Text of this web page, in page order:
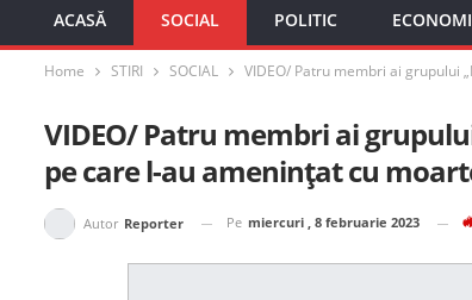
ACASĂ SOCIAL POLITIC
Home STIRI SOCIAL VIDEO/ Patru membri ai grupului
VIDEO/ Patru membri ai
pe care l-au amenințat cu
Autor Reporter Pe miercuri , 8 februarie 2023